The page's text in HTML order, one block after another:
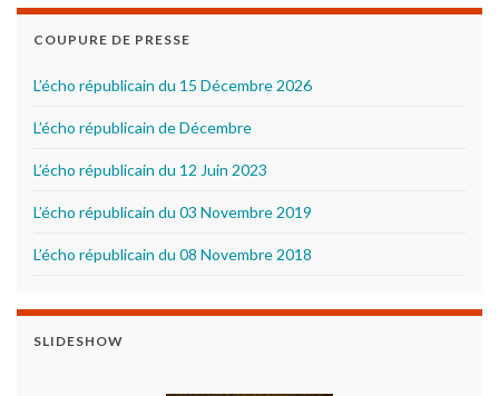
COUPURE DE PRESSE
L’écho républicain du 15 Décembre 2026
L’écho républicain de Décembre
L’écho républicain du 12 Juin 2023
L’écho républicain du 03 Novembre 2019
L’écho républicain du 08 Novembre 2018
SLIDESHOW